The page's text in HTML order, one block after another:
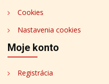
Cookies
Nastavenia cookies
Moje konto
Registrácia